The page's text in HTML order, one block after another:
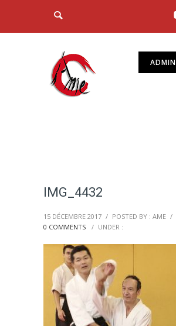
ADMIN
IMG_4432
15 DÉCEMBRE 2017 / POSTED BY : AME /
0 COMMENTS
/ UNDER :